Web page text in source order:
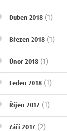
Duben 2018 (1)
Březen 2018 (1)
Únor 2018 (1)
Leden 2018 (1)
Říjen 2017 (1)
Září 2017 (2)